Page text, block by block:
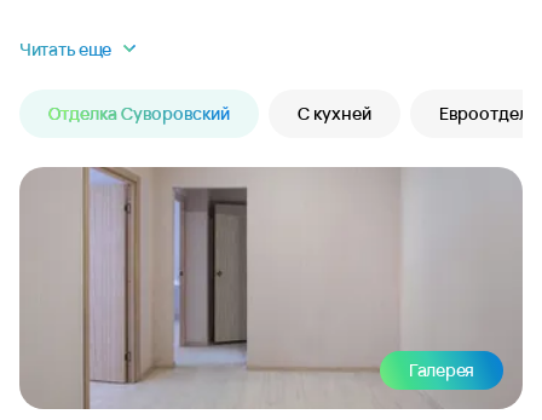
Читать еще
Отделка Суворовский С кухней
Галерея